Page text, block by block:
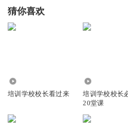
回复
猜你喜欢
培训学校校长看过来
培训学校校长
20堂课